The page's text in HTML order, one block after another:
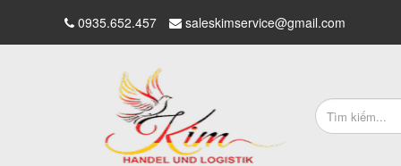
0935.652.457 saleskimservice@gmail.com